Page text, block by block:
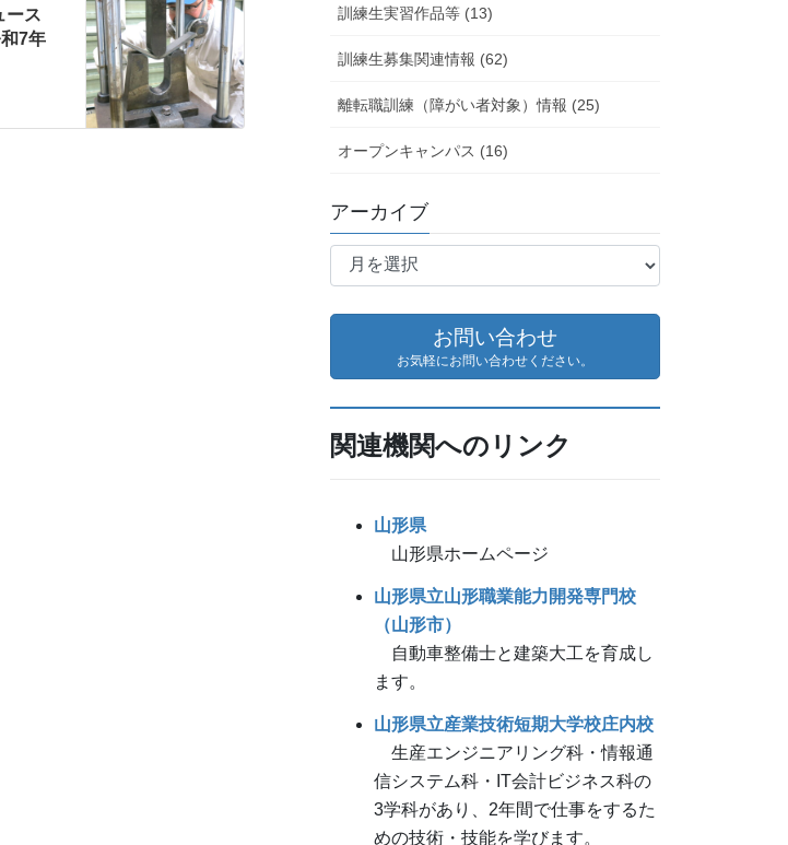
ース
7年
訓練生実習作品等 (13)
訓練生募集関連情報 (62)
離転職訓練（障がい者対象）情報 (25)
オープンキャンパス (16)
アーカイブ
ア
イ
お問い合わせ
お気軽にお問い合わせください。
関連機関へのリンク
山形県
山形県ホームページ
山形県立山形職業能力開発専門校
（山形市）
自動車整備士と建築大工を育成し
ます。
山形県立産業技術短期大学校庄内校
生産エンジニアリング科・情報通
信システム科・IT会計ビジネス科の
3学科があり、2年間で仕事をするた
めの技術・技能を学びます。